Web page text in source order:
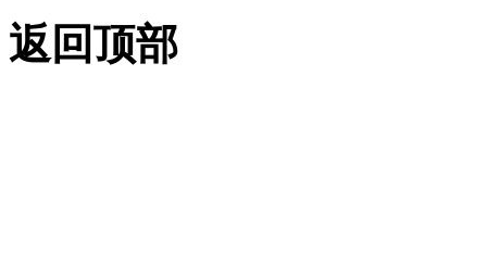
返回顶部